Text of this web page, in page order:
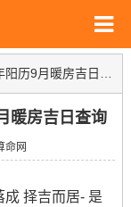
9月暖房吉日查询
暖房吉日查询
命网
择吉而居- 是